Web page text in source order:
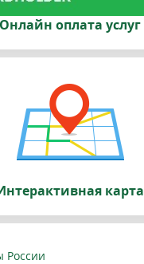
Онлайн оплата услуг
карта